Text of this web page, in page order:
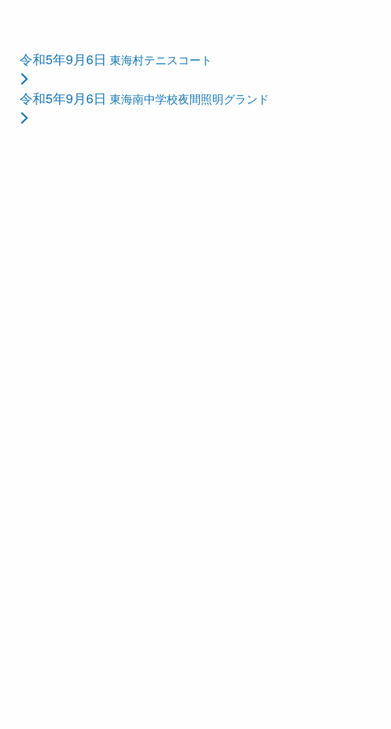
令和5年9月6日 東海村テニスコート
令和5年9月6日 東海南中学校夜間照明グランド